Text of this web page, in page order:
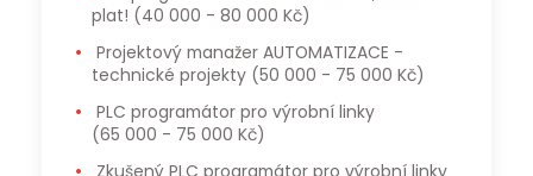
plat! (40 000 - 80 000 Kč)
technické projekty (50 000 - 75 000 Kč)
PLC programátor pro výrobní linky
(65 000 - 75 000 Kč)
Zkušený PLC programátor pro výrobní linky